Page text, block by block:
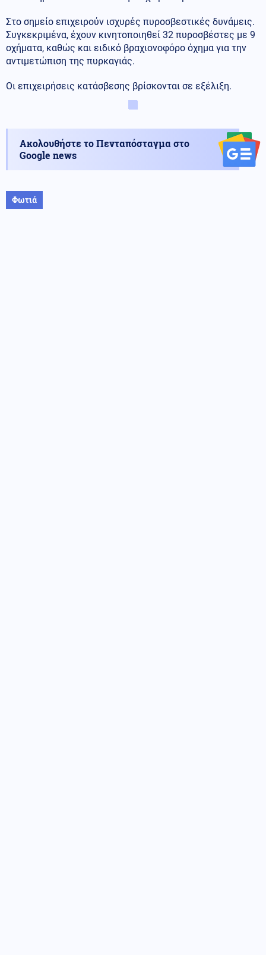
Στο σημείο επιχειρούν ισχυρές πυροσβεστικές δυνάμεις.
Συγκεκριμένα, έχουν κινητοποιηθεί 32 πυροσβέστες με 9
οχήματα, καθώς και ειδικό βραχιονοφόρο όχημα για την
αντιμετώπιση της πυρκαγιάς.
Οι επιχειρήσεις κατάσβεσης βρίσκονται σε εξέλιξη.
Ακολουθήστε το Πενταπόσταγμα στο
Google news
Φωτιά